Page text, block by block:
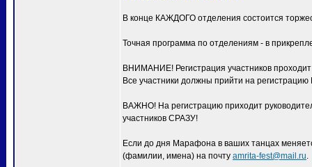
В конце КАЖДОГО отделения состоится
Точная программа по отделениям - в
ВНИМАНИЕ! Регистрация участников
Все участники должны прийти на
ВАЖНО! На регистрацию приходит
участников СРАЗУ!
Если до дня Марафона в ваших танцах
(фамилии, имена) на почту amrita-fest@mail.ru.